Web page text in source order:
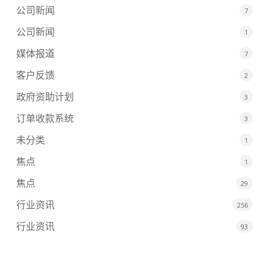
公司新闻 7
公司新闻 1
媒体报道 7
客户反馈 2
政府资助计划 3
订单收款系统 3
未分类 1
焦点 1
焦点 29
行业资讯 256
行业资讯 93